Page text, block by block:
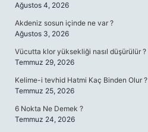
Ağustos 4, 2026
Akdeniz sosun içinde ne var ?
Ağustos 3, 2026
Vücutta klor yüksekliği nasıl düşürülür ?
Temmuz 29, 2026
Kelime-i tevhid Hatmi Kaç Binden Olur ?
Temmuz 25, 2026
6 Nokta Ne Demek ?
Temmuz 24, 2026